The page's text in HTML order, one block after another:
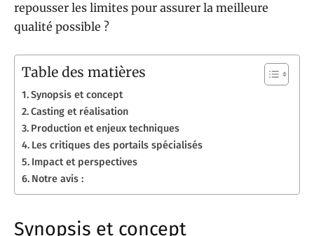
repousser les limites pour assurer la meilleure
qualité possible ?
Table des matières
Synopsis et concept
Casting et réalisation
Production et enjeux techniques
Les critiques des portails spécialisés
Impact et perspectives
Notre avis :
Synopsis et concept